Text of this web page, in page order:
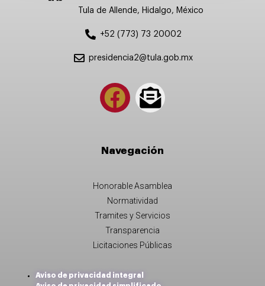
Tula de Allende, Hidalgo, México
+52 (773) 73 20002
presidencia2@tula.gob.mx
Navegación
Honorable Asamblea
Normatividad
Tramites y Servicios
Transparencia
Licitaciones Públicas
Aviso de privacidad integral